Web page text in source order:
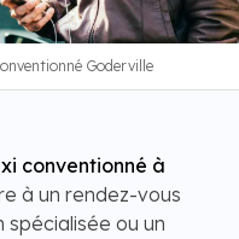
Goderville
conventionné à
à un rendez-vous
ou un